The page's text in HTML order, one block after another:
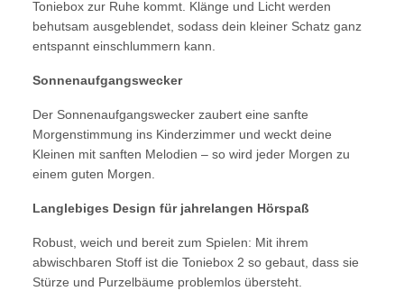
Toniebox zur Ruhe kommt. Klänge und Licht werden
behutsam ausgeblendet, sodass dein kleiner Schatz ganz
entspannt einschlummern kann.
Sonnenaufgangswecker
Der Sonnenaufgangswecker zaubert eine sanfte
Morgenstimmung ins Kinderzimmer und weckt deine
Kleinen mit sanften Melodien – so wird jeder Morgen zu
einem guten Morgen.
Langlebiges Design für jahrelangen Hörspaß
Robust, weich und bereit zum Spielen: Mit ihrem
abwischbaren Stoff ist die Toniebox 2 so gebaut, dass sie
Stürze und Purzelbäume problemlos übersteht.